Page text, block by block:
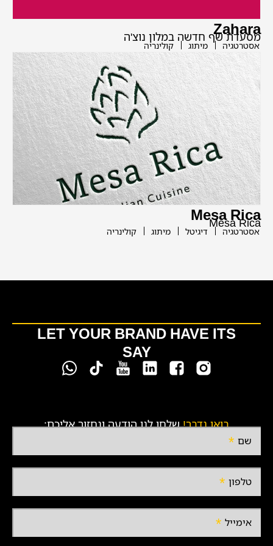
Zahara
מסעדת שף חדשה במלון נוצ'ה
אסטרטגיה מיתוג קולינריה
Mesa Rica
Mesa Rica
אסטרטגיה דיגיטל מיתוג קולינריה
LET YOUR BRAND HAVE ITS
SAY
בואו נדבר!שלחו לנו הודעה ונחזור אליכם:
שם
טלפון
אימייל